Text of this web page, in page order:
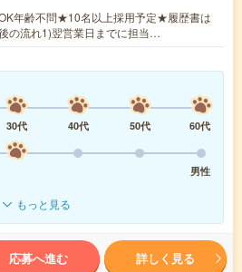
年齢不問★10名以上採用予定★履歴書は
の流れ1)翌営業日までに担当…
30代 40代 50代
60代
男性
もっと見る
応募へ進む 詳しく見る